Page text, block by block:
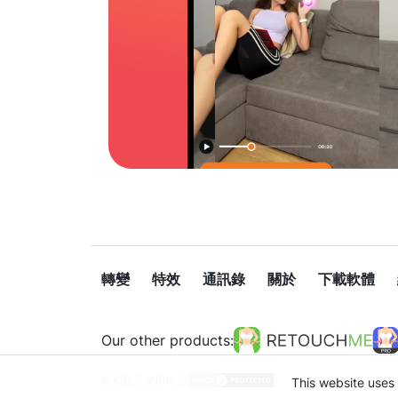
轉變 特效 通訊錄 關於 下載軟體
Our other products:
This website